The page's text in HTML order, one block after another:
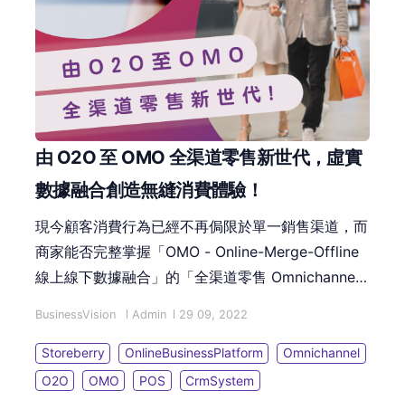
由 O2O 至 OMO 全渠道零售新世代，虛實
數據融合創造無縫消費體驗！
現今顧客消費行為已經不再侷限於單一銷售渠道，而
商家能否完整掌握「OMO - Online-Merge-Offline
線上線下數據融合」的「全渠道零售 Omnichannel
「OMO 全渠道零售模式」的必備對策！
BusinessVision Admin 29 09, 2022
Storeberry OnlineBusinessPlatform
Omnichannel
O2O
OMO POS CrmSystem